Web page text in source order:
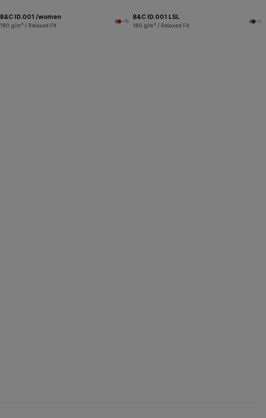
B&C ID.001 /women
180 g/m² / Relaxed Fit
+16
B&C ID.001 LSL
180 g/m² / Relaxed Fit
+4